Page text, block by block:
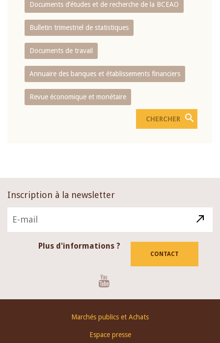
Documents d’études et de recherche de la BCEAO
Bulletin trimestriel de statistiques
Documents de travail
Annuaire des banques et établissements financiers
Revue économique et monétaire
Inscription à la newsletter
Plus d'informations ?
CONTACT
Marchés publics et Achats
Espace presse